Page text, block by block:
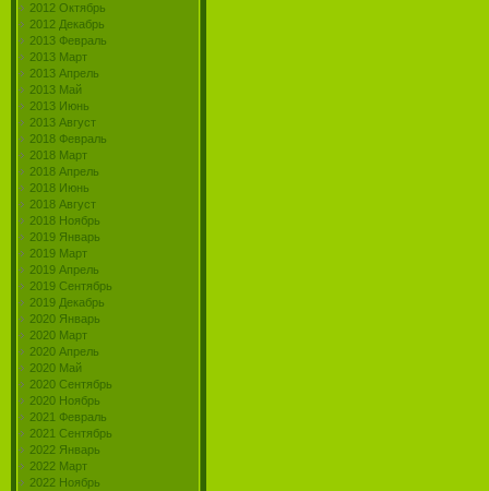
2012 Октябрь
2012 Декабрь
2013 Февраль
2013 Март
2013 Апрель
2013 Май
2013 Июнь
2013 Август
2018 Февраль
2018 Март
2018 Апрель
2018 Июнь
2018 Август
2018 Ноябрь
2019 Январь
2019 Март
2019 Апрель
2019 Сентябрь
2019 Декабрь
2020 Январь
2020 Март
2020 Апрель
2020 Май
2020 Сентябрь
2020 Ноябрь
2021 Февраль
2021 Сентябрь
2022 Январь
2022 Март
2022 Ноябрь